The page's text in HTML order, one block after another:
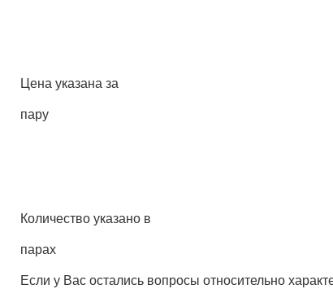
Цена указана за
пару
Количество указано в
парах
Если у Вас остались вопросы относительно